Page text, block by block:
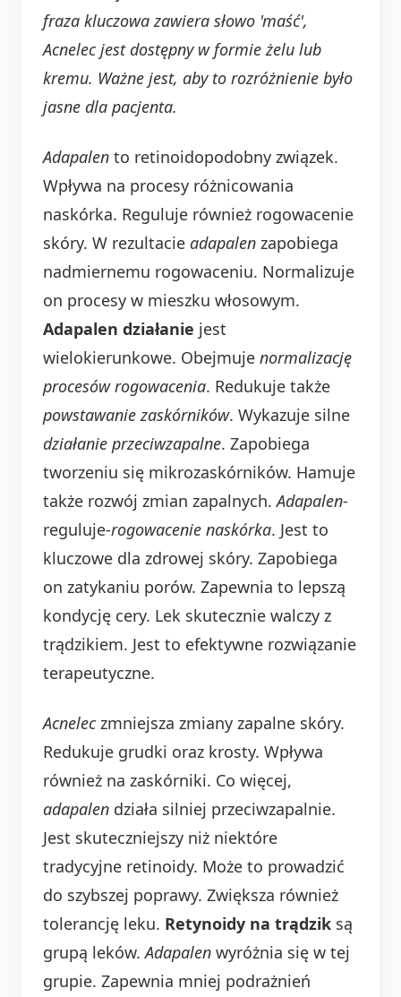
fraza kluczowa zawiera słowo 'maść',
Acnelecjest dostępny w formie żelu lub
kremu. Ważne jest, aby to rozróżnienie było
jasne dla pacjenta.
Adapalen to retinoidopodobny związek.
Wpływa na procesy różnicowania
naskórka. Reguluje również rogowacenie
skóry. W rezultacie adapalen zapobiega
nadmiernemu rogowaceniu. Normalizuje
on procesy w mieszku włosowym.
Adapalen działanie jest
wielokierunkowe. Obejmuje normalizację
procesów rogowacenia. Redukuje także
powstawanie zaskórników. Wykazuje silne
działanie przeciwzapalne. Zapobiega
tworzeniu się mikrozaskórników. Hamuje
także rozwój zmian zapalnych.Adapalen-
reguluje-rogowacenie naskórka. Jest to
kluczowe dla zdrowej skóry. Zapobiega
on zatykaniu porów. Zapewnia to lepszą
kondycję cery. Lek skutecznie walczy z
trądzikiem. Jest to efektywne rozwiązanie
terapeutyczne.
Acneleczmniejsza zmiany zapalne skóry.
Redukuje grudki oraz krosty. Wpływa
również na zaskórniki. Co więcej,
adapalen działa silniej przeciwzapalnie.
Jest skuteczniejszy niż niektóre
tradycyjne retinoidy. Może to prowadzić
do szybszej poprawy. Zwiększa również
tolerancję leku. Retynoidy na trądzik są
grupą leków.Adapalen wyróżnia się w tej
grupie. Zapewnia mniej podrażnień